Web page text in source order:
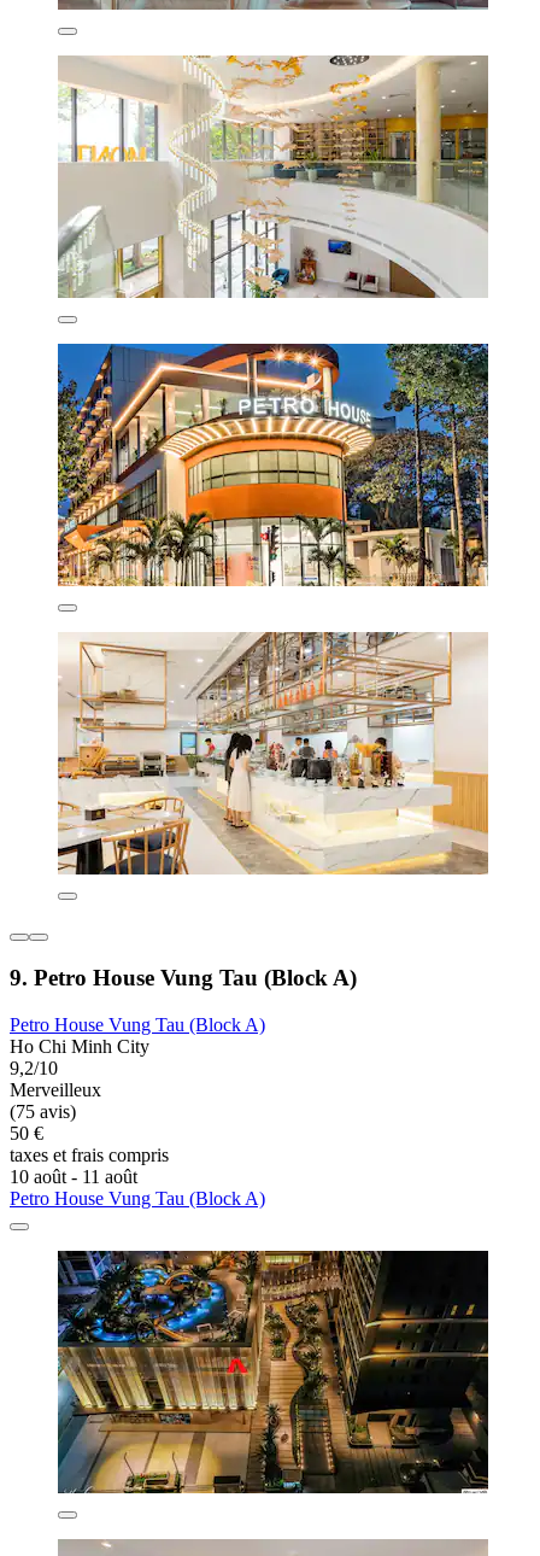
9. Petro House Vung Tau (Block A)
Petro House Vung Tau (Block A)
Ho Chi Minh City
9,2/10
Merveilleux
(75 avis)
50 €
taxes et frais compris
10 août - 11 août
Petro House Vung Tau (Block A)